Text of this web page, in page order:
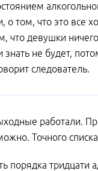
о том, что это все
что девушки
не будет,
следователь.
работали.
Точного
порядка